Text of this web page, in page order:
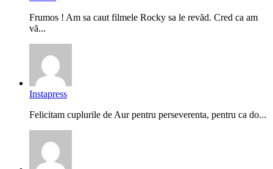
Frumos ! Am sa caut filmele Rocky sa le revăd. Cred ca am
vă...
Instapress
Felicitam cuplurile de Aur pentru perseverenta, pentru ca do...